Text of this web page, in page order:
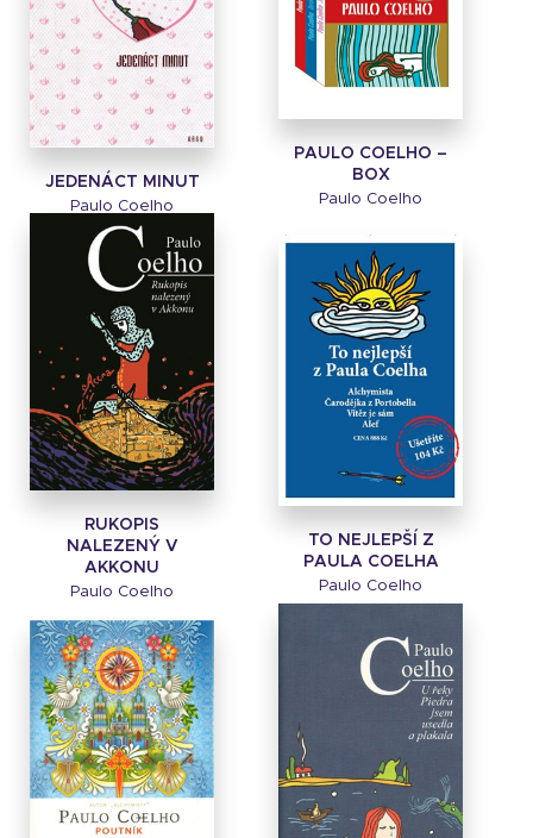
JEDENÁCT MINUT
Paulo Coelho
PAULO COELHO –
BOX
Paulo Coelho
RUKOPIS
NALEZENÝ V
AKKONU
Paulo Coelho
TO NEJLEPŠÍ Z
PAULA COELHA
Paulo Coelho